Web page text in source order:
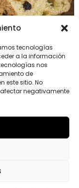
tecnologías
a la información
nos
de
este sitio. No
negativamente
clásicas es el
de Italia
comidas como
valorado